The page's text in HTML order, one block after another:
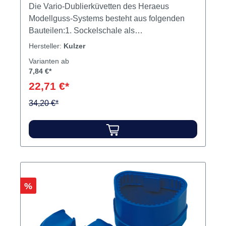
Vario-Dublierküvetten Stück
Manschette groß, Typ C
Variante: Stück Manschette groß, Typ C
Die Vario-Dublierküvetten des Heraeus
Modellguss-Systems besteht aus folgenden
Bauteilen:1. Sockelschale als
Küvettenverschluss2. Ausblockschale für die
Aufnahme des Arbeitsmodells bei der
Dublierung mit Sockelabformung4. Manschette
als formgegebende Ummantelung5. Vario-
Platte zur Stabilisierung der Silikonform6.
Silikonmanschette zum Ausgießen des
Hersteller:Kulzer
Varianten ab
22,71 €*